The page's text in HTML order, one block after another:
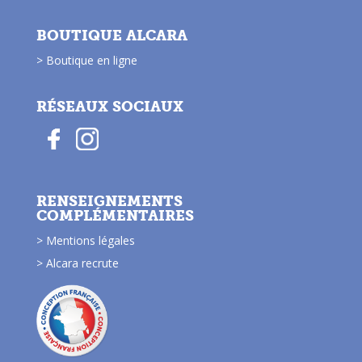
BOUTIQUE ALCARA
> Boutique en ligne
RÉSEAUX SOCIAUX
RENSEIGNEMENTS
COMPLÉMENTAIRES
> Mentions légales
> Alcara recrute